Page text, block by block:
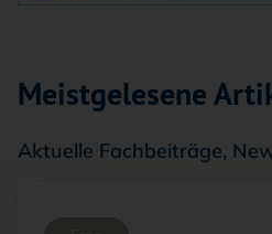
Meistgelesene
Aktuelle Fachbeiträge,